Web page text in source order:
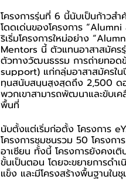
โครงการรุ่นที่ 6 นี้นับเป็นก้าวส
โดดเด่นของโครงการ
ริเริ่มโครงการใหม่อย่าง
Mentors นี้ ตัวแทนอาสาสมัคร
ตัวทางวัฒนธรรม การถ่ายทอด
support) แก่กลุ่มอาสาสมัครใ
ทุนสนับสนุนสูงสุดถึง 2,500 ดอ
พวกเขาสามารถพัฒนาและขับเค
พื้นที่
นับตั้งแต่เริ่มก่อตั้ง โครงการ
โครงการชุมชนรวม 50 โครงก
อาเซียน ทั้งนี้ โครงการยังคงเ
ขั้นเป็นตอน โดยจะขยายการดำ
แข็ง และมีโครงสร้างพื้นฐานใน